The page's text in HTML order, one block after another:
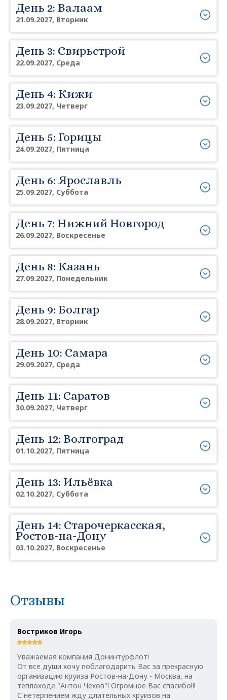
День 2: Валаам
21.09.2027, Вторник
День 3: Свирьстрой
22.09.2027, Среда
День 4: Кижи
23.09.2027, Четверг
День 5: Горицы
24.09.2027, Пятница
День 6: Ярославль
25.09.2027, Суббота
День 7: Нижний Новгород
26.09.2027, Воскресенье
День 8: Казань
27.09.2027, Понедельник
День 9: Болгар
28.09.2027, Вторник
День 10: Самара
29.09.2027, Среда
День 11: Саратов
30.09.2027, Четверг
День 12: Волгоград
01.10.2027, Пятница
День 13: Ильёвка
02.10.2027, Суббота
День 14: Старочеркасская,
Ростов-на-Дону
03.10.2027, Воскресенье
Отзывы
Востриков Игорь
Уважаемая компания Донинтурфлот!
От все души хочу поблагодарить Вас за прекрасную
организацию круиза Ростов-на-Дону - Москва, на
теплоходе "Антон Чехов"! Огромное Вас спасибо!!!
С нетерпением жду длительных круизов на